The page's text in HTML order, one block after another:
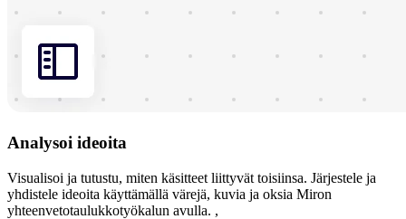
Analysoi ideoita
Visualisoi ja tutustu, miten käsitteet liittyvät toisiinsa. Järjestele ja
yhdistele ideoita käyttämällä värejä, kuvia ja oksia Miron
yhteenvetotaulukkotyökalun avulla. ,